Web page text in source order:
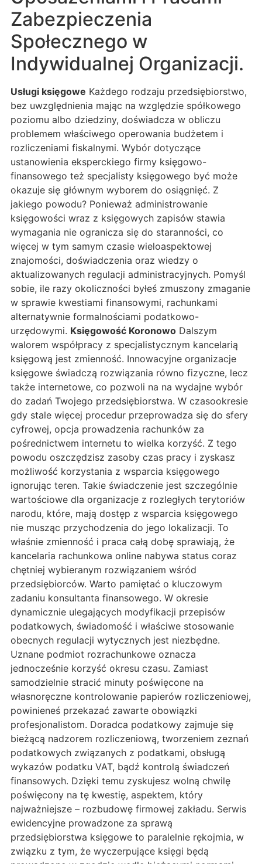
Zabezpieczenia
Społecznego w
Indywidualnej Organizacji.
Usługi księgowe Każdego rodzaju przedsiębiorstwo,
bez uwzględnienia mając na względzie spółkowego
poziomu albo dziedziny, doświadcza w obliczu
problemem właściwego operowania budżetem i
rozliczeniami fiskalnymi. Wybór dotyczące
ustanowienia eksperckiego firmy księgowo-
finansowego też specjalisty księgowego być może
okazuje się głównym wyborem do osiągnięć. Z
jakiego powodu? Ponieważ administrowanie
księgowości wraz z księgowych zapisów stawia
wymagania nie ogranicza się do staranności, co
więcej w tym samym czasie wieloaspektowej
znajomości, doświadczenia oraz wiedzy o
aktualizowanych regulacji administracyjnych. Pomyśl
sobie, ile razy okoliczności byłeś zmuszony zmaganie
w sprawie kwestiami finansowymi, rachunkami
alternatywnie formalnościami podatkowo-
urzędowymi. Księgowość Koronowo Dalszym
walorem współpracy z specjalistycznym kancelarią
księgową jest zmienność. Innowacyjne organizacje
księgowe świadczą rozwiązania równo fizyczne, lecz
także internetowe, co pozwoli na na wydajne wybór
do zadań Twojego przedsiębiorstwa. W czasookresie
gdy stale więcej procedur przeprowadza się do sfery
cyfrowej, opcja prowadzenia rachunków za
pośrednictwem internetu to wielka korzyść. Z tego
powodu oszczędzisz zasoby czas pracy i zyskasz
możliwość korzystania z wsparcia księgowego
ignorując teren. Takie świadczenie jest szczególnie
wartościowe dla organizacje z rozległych terytoriów
narodu, które, mają dostęp z wsparcia księgowego
nie musząc przychodzenia do jego lokalizacji. To
właśnie zmienność i praca całą dobę sprawiają, że
kancelaria rachunkowa online nabywa status coraz
chętniej wybieranym rozwiązaniem wśród
przedsiębiorców. Warto pamiętać o kluczowym
zadaniu konsultanta finansowego. W okresie
dynamicznie ulegających modyfikacji przepisów
podatkowych, świadomość i właściwe stosowanie
obecnych regulacji wytycznych jest niezbędne.
Uznane podmiot rozrachunkowe oznacza
jednocześnie korzyść okresu czasu. Zamiast
samodzielnie stracić minuty poświęcone na
własnoręczne kontrolowanie papierów rozliczeniowej,
powinieneś przekazać zawarte obowiązki
profesjonalistom. Doradca podatkowy zajmuje się
bieżącą nadzorem rozliczeniową, tworzeniem zeznań
podatkowych związanych z podatkami, obsługą
wykazów podatku VAT, bądź kontrolą świadczeń
finansowych. Dzięki temu zyskujesz wolną chwilę
poświęcony na tę kwestię, aspektem, który
najważniejsze – rozbudowę firmowej zakładu. Serwis
ewidencyjne prowadzone za sprawą
przedsiębiorstwa księgowe to paralelnie rękojmia, w
związku z tym, że wyczerpujące księgi będą